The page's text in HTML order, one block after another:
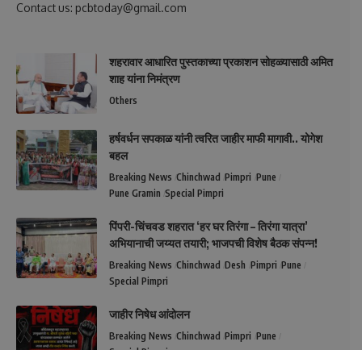
Contact us: pcbtoday@gmail.com
शहरावार आधारित पुस्तकाच्या प्रकाशन सोहळ्यासाठी अमित
शाह यांना निमंत्रण
Others
हर्षवर्धन सपकाळ यांनी त्वरित जाहीर माफी मागावी.. योगेश
बहल
Breaking News Chinchwad Pimpri Pune
Pune Gramin Special Pimpri
पिंपरी-चिंचवड शहरात ‘हर घर तिरंगा – तिरंगा यात्रा’
अभियानाची जय्यत तयारी; भाजपची विशेष बैठक संपन्न!
Breaking News Chinchwad Desh Pimpri Pune
Special Pimpri
जाहीर निषेध आंदोलन
Breaking News Chinchwad Pimpri Pune